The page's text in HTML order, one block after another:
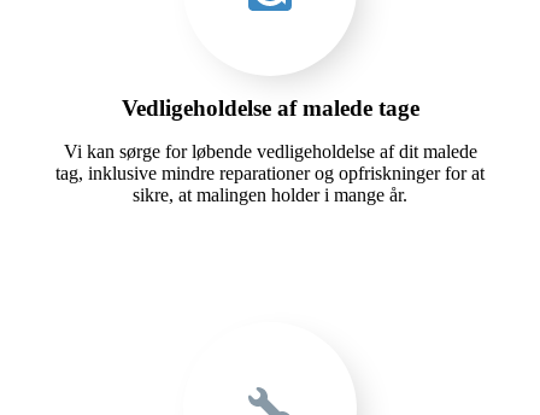
Vedligeholdelse af malede tage
Vi kan sørge for løbende vedligeholdelse af dit malede
tag, inklusive mindre reparationer og opfriskninger for at
sikre, at malingen holder i mange år.